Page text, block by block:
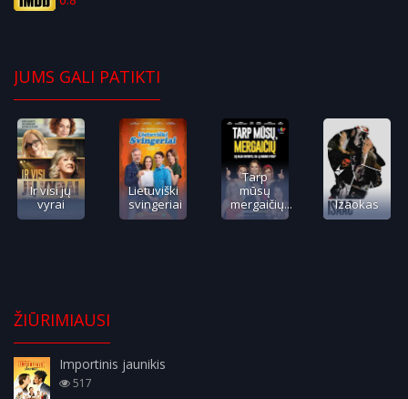
JUMS GALI PATIKTI
Ir visi jų
vyrai
Lietuviški
svingeriai
Tarp
mūsų
mergaičių...
Izaokas
ŽIŪRIMIAUSI
Importinis jaunikis
517